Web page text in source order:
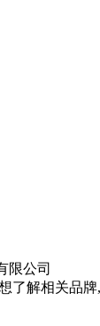
限公司
了解相关品